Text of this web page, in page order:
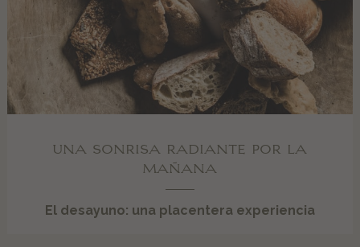
UNA SONRISA RADIANTE POR LA
MAÑANA
El desayuno: una placentera experiencia